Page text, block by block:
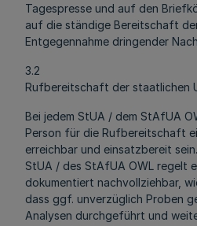
Tagespresse und auf den
auf die ständige Bereitschaft
Entgegennahme dringender
3.2
Rufbereitschaft der staatlichen
Bei jedem StUA / dem StAfUA
Person für die Rufbereitschaft
erreichbar und einsatzbereit
StUA / des StAfUA OWL regelt
dokumentiert nachvollziehbar,
dass ggf. unverzüglich Proben
Analysen durchgeführt und